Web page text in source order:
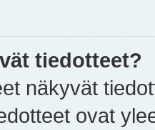
tiedotteet?
näkyvät
ovat